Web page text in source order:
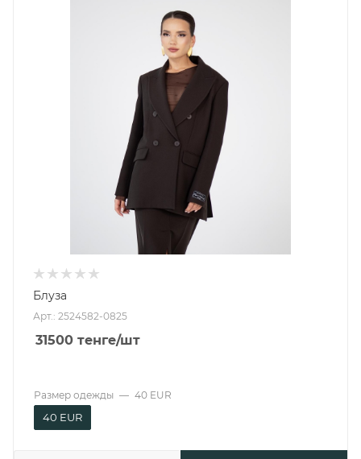
Блуза
Арт.: 2524582-0825
31500 тенге/шт
Размер одежды — 40 EUR
40 EUR